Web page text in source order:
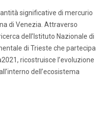
significative di mercurio
di Venezia. Attraverso
dell’Istituto Nazionale di
di Trieste che partecipa
ricostruisce l’evoluzione
dell’ecosistema